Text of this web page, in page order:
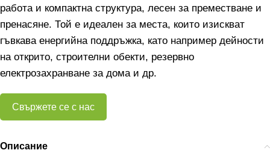
работа и компактна структура, лесен за преместване и
пренасяне. Той е идеален за места, които изискват
гъвкава енергийна поддръжка, като например дейности
на открито, строителни обекти, резервно
електрозахранване за дома и др.
Свържете се с нас
Описание